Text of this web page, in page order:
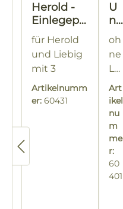
Herold -
Einlegepla
tte
für Herold
und Liebig
mit 3
Bienenfluc
hten in
Artikelnumm
er: 60431
U
ni
ve
rs
al
D
ec
ke
l -
O
be
re
D
ä
oh
ne
Lo
ch
un
d
oh
ne
Sp
lin
Art
ikel
nu
m
me
r:
60
401